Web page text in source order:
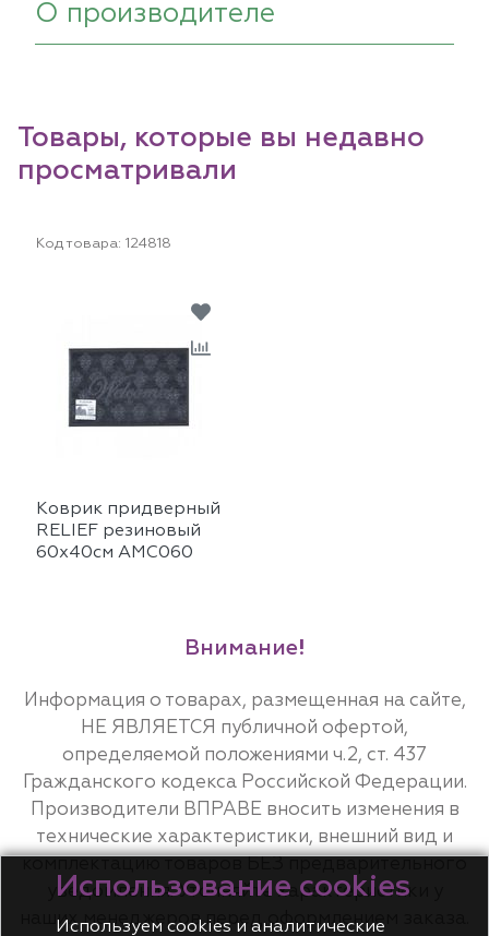
О производителе
Товары, которые вы недавно
просматривали
Код товара: 124818
Коврик придверный
RELIEF резиновый
60x40см AMC060
Внимание!
Информация о товарах, размещенная на сайте,
НЕ ЯВЛЯЕТСЯ публичной офертой,
определяемой положениями ч.2, ст. 437
Гражданского кодекса Российской Федерации.
Производители ВПРАВЕ вносить изменения в
технические характеристики, внешний вид и
уведомления. Уточняйте характеристики у
наших менеджеров перед оформлением заказа.
Использование cookies
Используем cookies и аналитические